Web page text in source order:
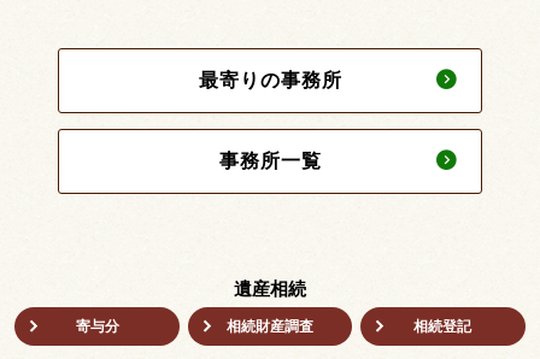
最寄りの事務所
事務所一覧
遺産相続
寄与分 相続財産調査 相続登記